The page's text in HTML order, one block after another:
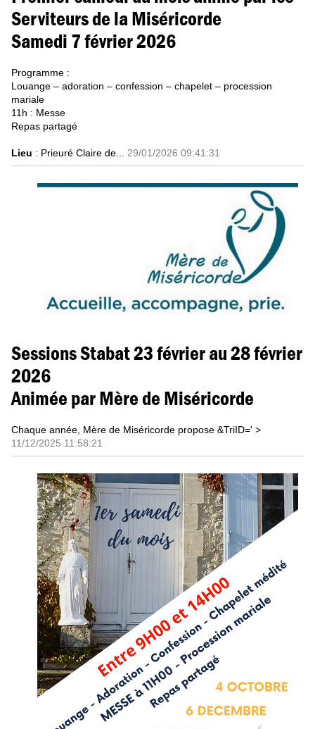
Serviteurs de la Miséricorde
Samedi 7 février 2026
Programme :
Louange – adoration – confession – chapelet – procession
mariale
11h : Messe
Repas partagé
Lieu : Prieuré Claire de... 29/01/2026 09:41:31
Sessions Stabat 23 février au 28 février
2026
Animée par Mère de Miséricorde
Chaque année, Mère de Miséricorde propose &TriID=' >
11/12/2025 11:58:21